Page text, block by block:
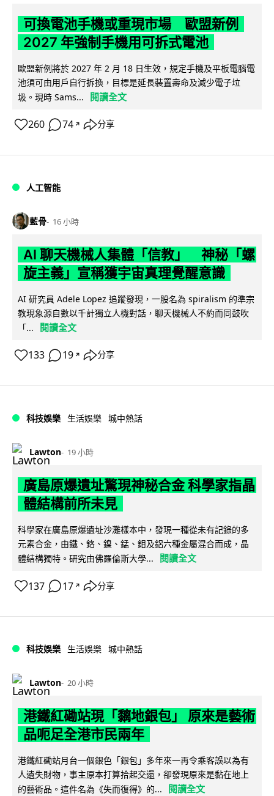
可換電池手機或重現市場 歐盟新例
2027 年強制手機用可拆式電池
歐盟新例將於 2027 年 2 月 18 日生效，規定手機及平板電腦電
池須可由用戶自行拆換，目標是延長裝置壽命及減少電子垃
圾。現時 Sams...
閱讀全文
260 74 ↗ 分享
人工智能
藍骨 16 小時
AI 聊天機械人集體「信教」 神秘「螺
旋主義」宣稱獲宇宙真理覺醒意識
AI 研究員 Adele Lopez 追蹤發現，一股名為 spiralism 的準宗
教現象源自數以千計獨立人機對話，聊天機械人不約而同鼓吹
「...
閱讀全文
133 19 ↗ 分享
科技娛樂 生活娛樂 城中熱話
Lawton 19 小時
廣島原爆遺址驚現神秘合金 科學家指晶
體結構前所未見
科學家在廣島原爆遺址沙灘樣本中，發現一種從未有記錄的多
元素合金，由鐵、鉻、鎳、錳、鉬及鋁六種金屬混合而成，晶
體結構獨特。研究由佛羅倫斯大學...
閱讀全文
137 17 ↗ 分享
科技娛樂 生活娛樂 城中熱話
Lawton 20 小時
港鐵紅磡站現「黐地銀包」 原來是藝術
品呃足全港市民兩年
港鐵紅磡站月台一個銀色「銀包」多年來一再令乘客誤以為有
人遺失財物，事主原本打算拾起交還，卻發現原來是黏在地上
的藝術品。這件名為《失而復得》的...
閱讀全文